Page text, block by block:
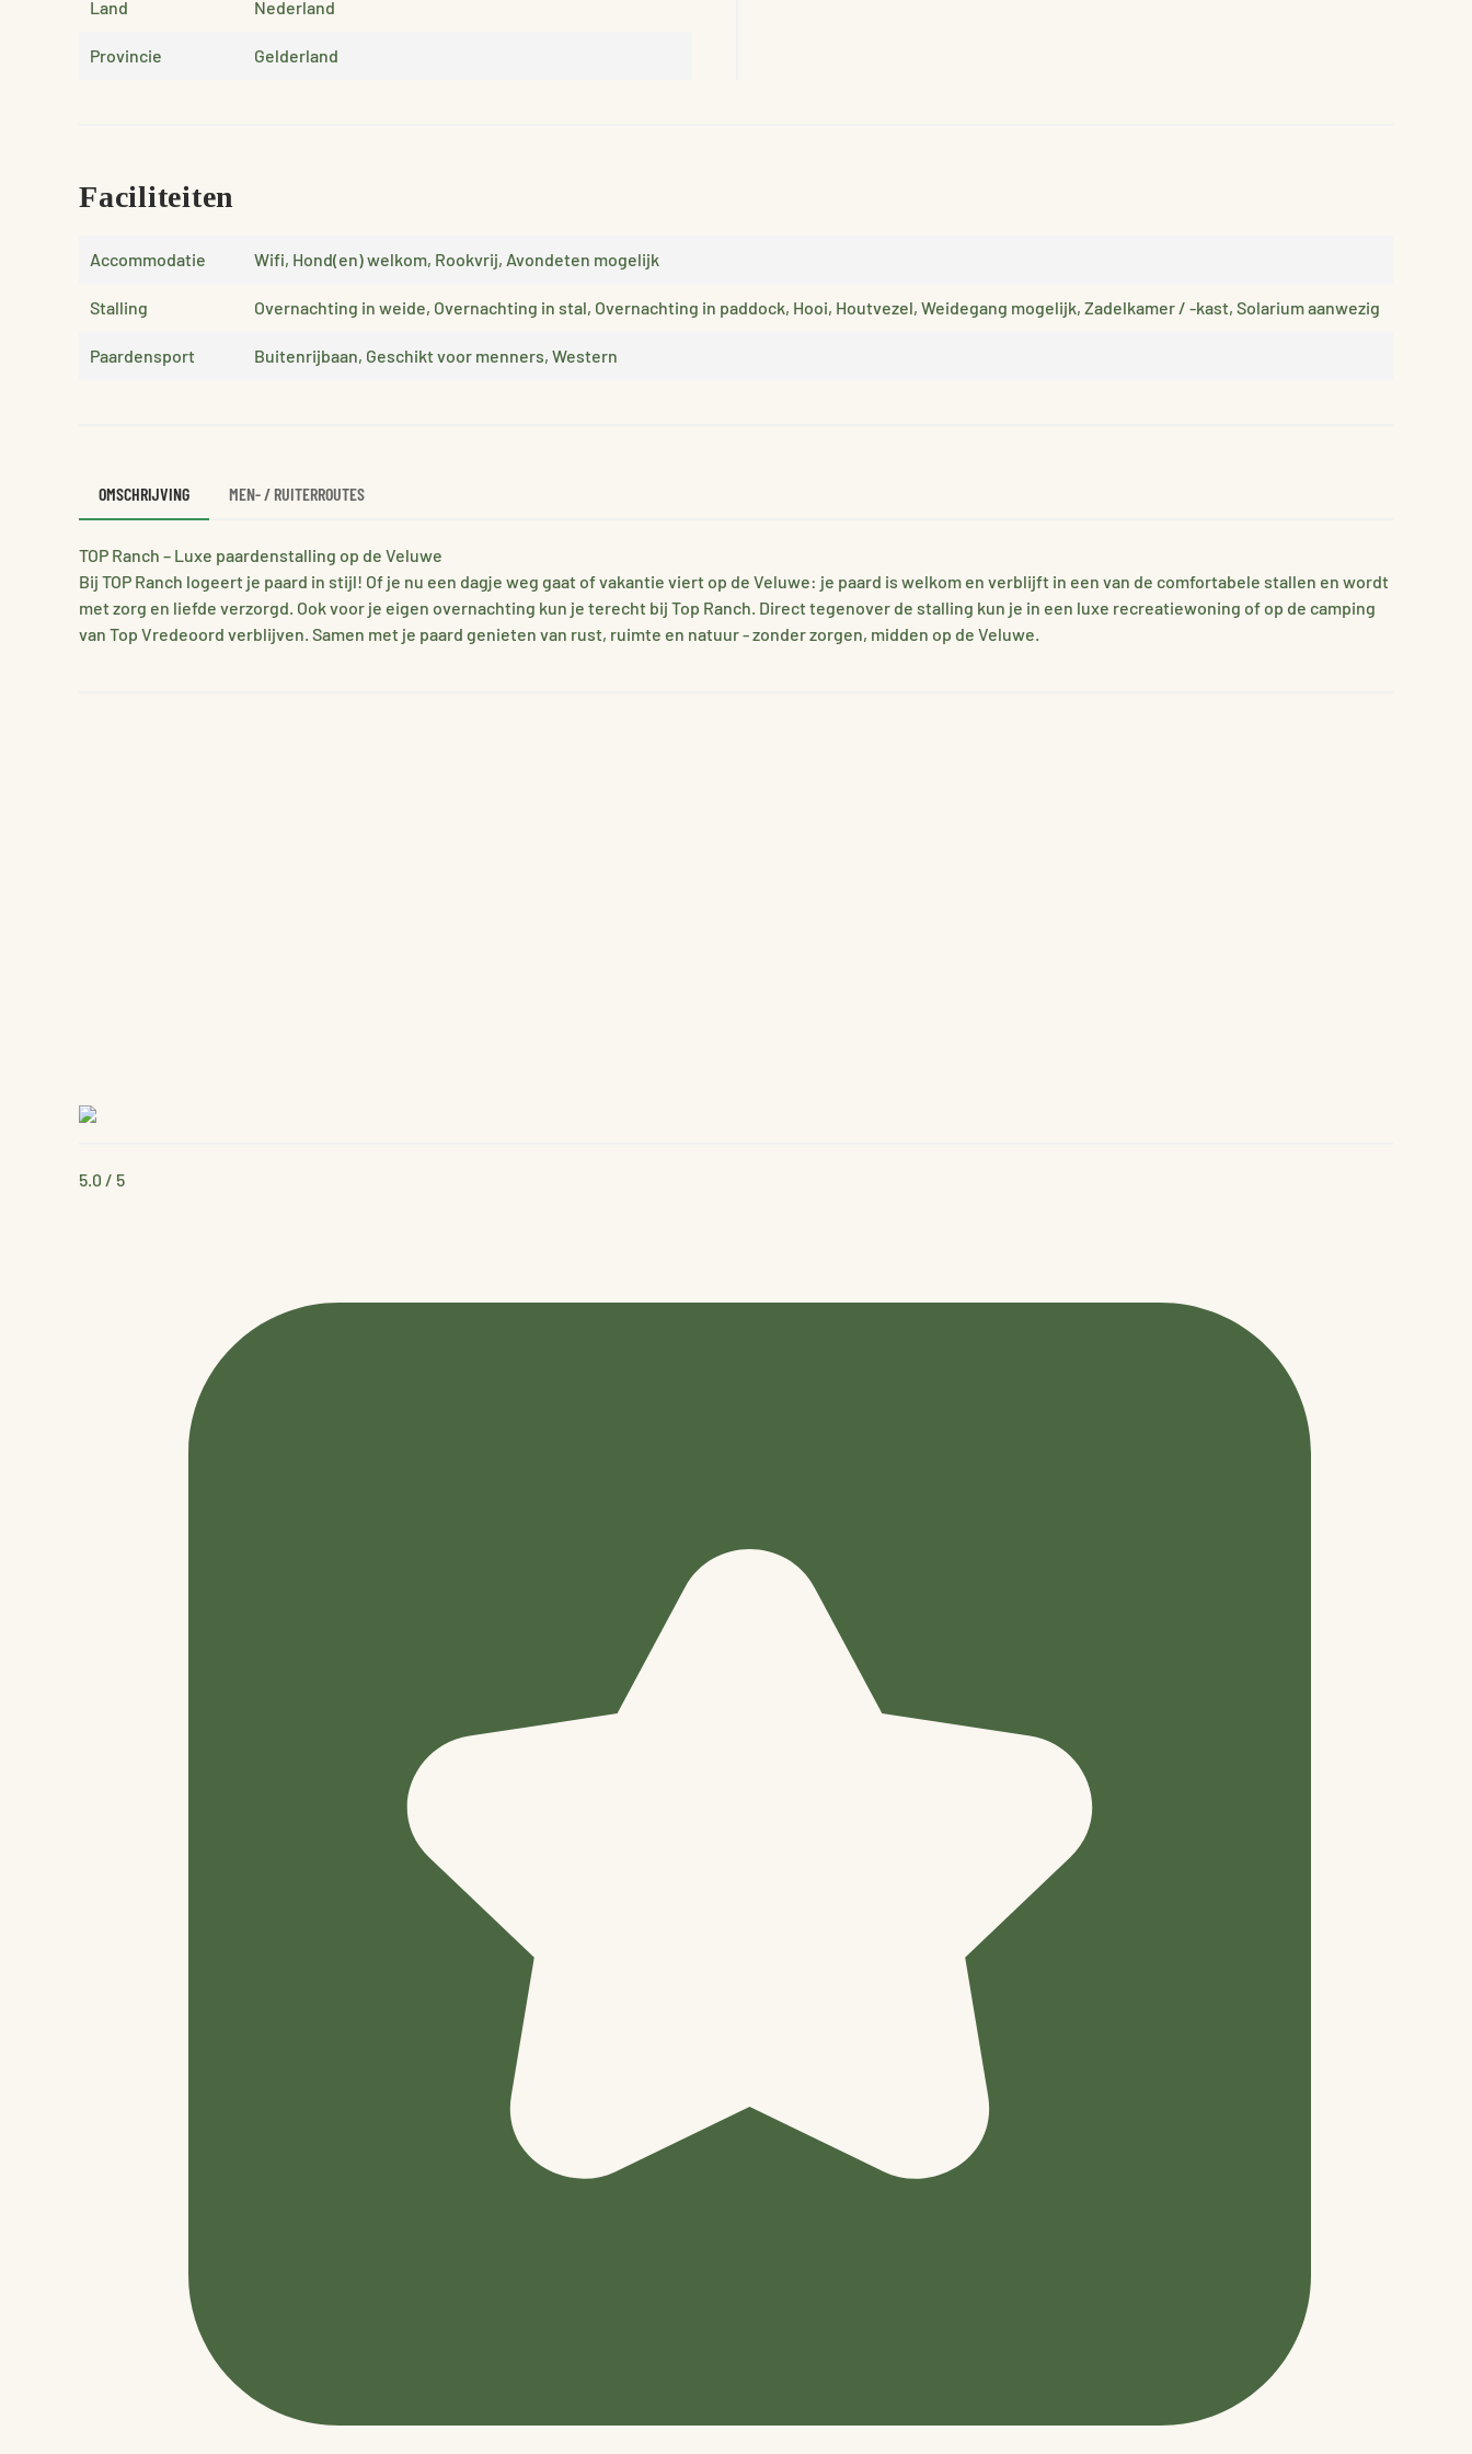
Land Nederland
Provincie Gelderland
Faciliteiten
Accommodatie Wifi, Hond(en) welkom, Rookvrij, Avondeten mogelijk
Stalling Overnachting in weide, Overnachting in stal, Overnachting in paddock, Hooi, Houtvezel, Weidegang mogelijk, Zadelkamer / -kast, Solarium aanwezig
Paardensport Buitenrijbaan, Geschikt voor menners, Western
OMSCHRIJVING MEN- / RUITERROUTES
TOP Ranch – Luxe paardenstalling op de Veluwe
Bij TOP Ranch logeert je paard in stijl! Of je nu een dagje weg gaat of vakantie viert op de Veluwe: je paard is welkom en verblijft in een van de comfortabele stallen en wordt
met zorg en liefde verzorgd. Ook voor je eigen overnachting kun je terecht bij Top Ranch. Direct tegenover de stalling kun je in een luxe recreatiewoning of op de camping
van Top Vredeoord verblijven. Samen met je paard genieten van rust, ruimte en natuur - zonder zorgen, midden op de Veluwe.
5.0 / 5